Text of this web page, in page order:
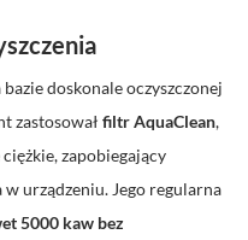
doskonale oczyszczonej
zastosował filtr AquaClean,
zapobiegający
urządzeniu. Jego regularna
5000 kaw bez